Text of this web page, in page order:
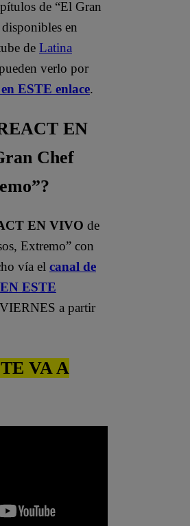
de “El Gran
en
de Latina
verlo por
ESTE enlace.
EN
Chef
EN VIVO de
Extremo” con
vía el canal de
ESTE
a partir
VA A